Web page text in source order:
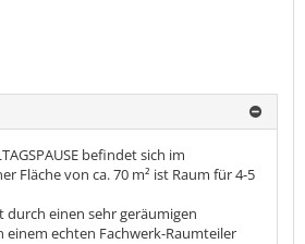
befindet sich im
Fläche von ca. 70 m² ist Raum für 4-5
durch einen sehr geräumigen
einem echten Fachwerk-Raumteiler